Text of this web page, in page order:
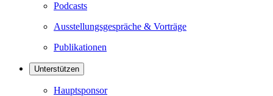
Podcasts
Ausstellungsgespräche & Vorträge
Publikationen
Unterstützen
Hauptsponsor